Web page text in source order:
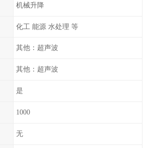
机械升降
化工 能源 水处理 等
其他：超声波
其他：超声波
是
1000
无